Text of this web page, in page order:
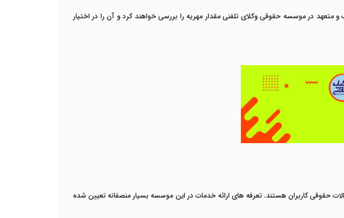
در موسسه حقوقی وکلای تلفنی مقدار مهریه را بررسی خواهند کرد و آن را در اختیار
روزی و 24 ساعته آماده پاسخگویی به سوالات حقوقی کاربران هستند. تعرفه های ارائه خدمات در این موسسه بسیار منصفانه تعیین شده